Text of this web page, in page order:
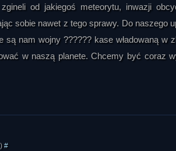
od jakiegoś meteorytu, inwazji
sobie nawet z tego sprawy. Do naszego
są nam wojny ?????? kase władowaną
w naszą planete. Chcemy być coraz
#